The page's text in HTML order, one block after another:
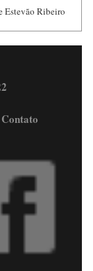
Estevão Ribeiro
Contato